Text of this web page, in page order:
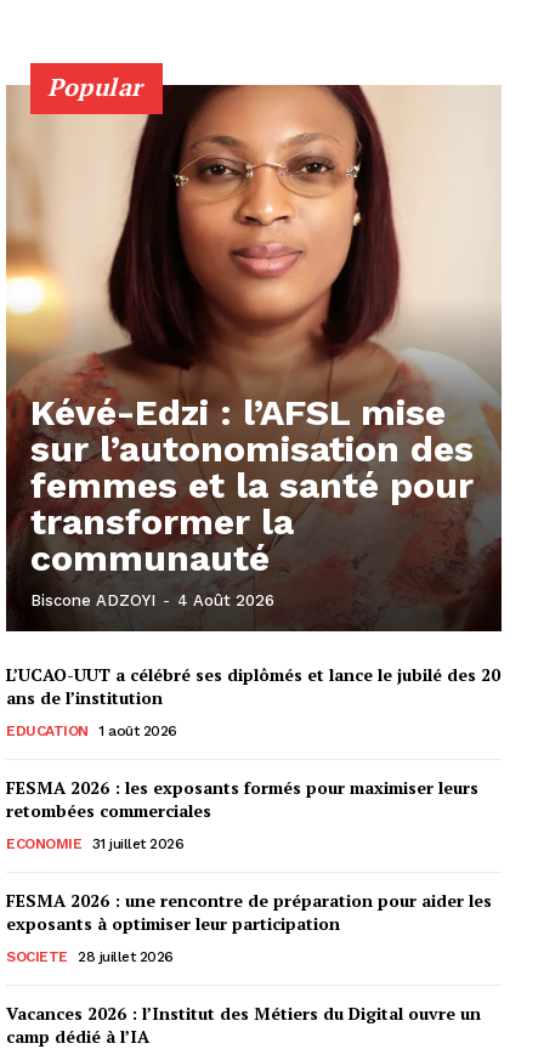
Popular
Kévé-Edzi : l’AFSL mise
sur l’autonomisation des
femmes et la santé pour
transformer la
communauté
Biscone ADZOYI - 4 Août 2026
L’UCAO-UUT a célébré ses diplômés et lance le jubilé des 20
ans de l’institution
EDUCATION 1 août 2026
FESMA 2026 : les exposants formés pour maximiser leurs
retombées commerciales
ECONOMIE 31 juillet 2026
FESMA 2026 : une rencontre de préparation pour aider les
exposants à optimiser leur participation
SOCIETE 28 juillet 2026
Vacances 2026 : l’Institut des Métiers du Digital ouvre un
camp dédié à l’IA